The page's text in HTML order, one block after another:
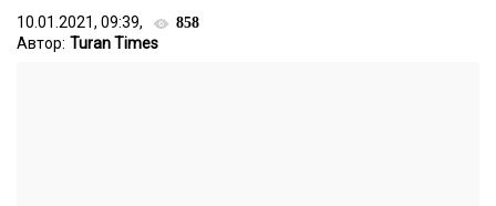
10.01.2021, 09:39, 858
Автор: Turan Times